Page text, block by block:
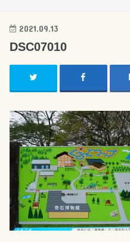
2021.09.13
DSC07010